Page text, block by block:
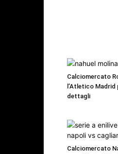
Calciomercato
l’Atletico
dettagli
Calciomercato